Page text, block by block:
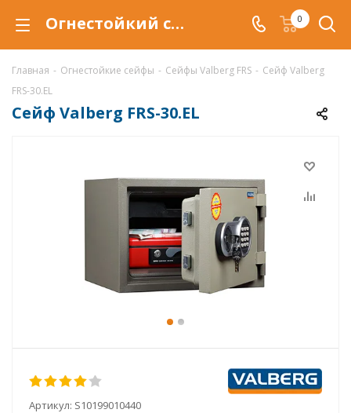
Огнестойкий сейф Valberg FRS-30.EL, сейф FRS-30.EL 0
Главная - Огнестойкие сейфы - Сейфы Valberg FRS - Сейф Valberg
FRS-30.EL
Сейф Valberg FRS-30.EL
Артикул: S10199010440